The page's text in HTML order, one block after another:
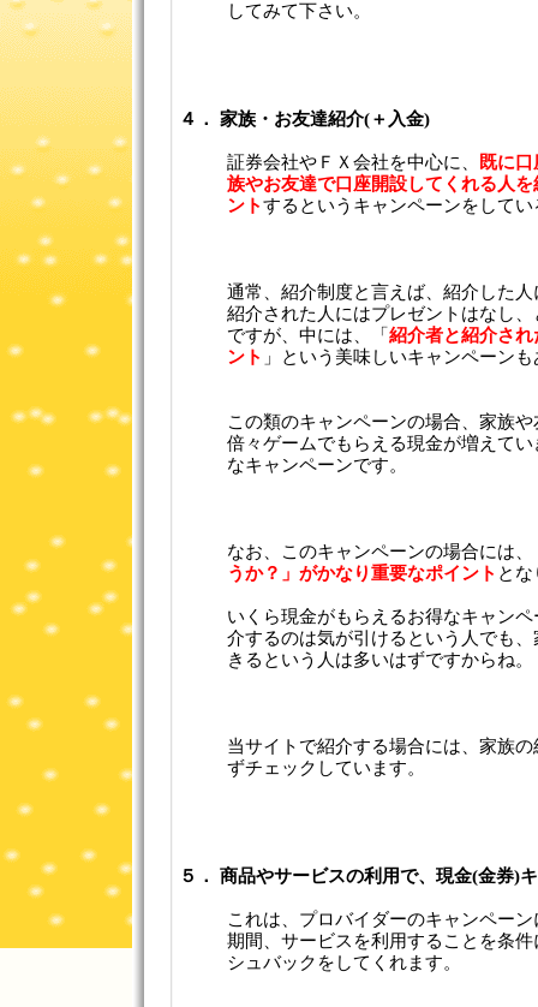
してみて下さい。
４． 家族・お友達紹介(＋入金)
証券会社やＦＸ会社を中心に、
既に
族やお友達で口座開設してくれる人
ントするというキャンペーンをして
通常、紹介制度と言えば、紹介した
紹介された人にはプレゼントはなし
ですが、中には、「 紹介者と紹介さ
ント 」という美味しいキャンペーン
この類のキャンペーンの場合、家族
倍々ゲームでもらえる現金が増えて
なキャンペーンです。
なお、このキャンペーンの場合には、
うか？」がかなり重要なポイント と
いくら現金がもらえるお得なキャン
介するのは気が引けるという人でも
きるという人は多いはずですからね。
当サイトで紹介する場合には、家族
ずチェックしています。
５． 商品やサービスの利用で、現金(金券)
これは、プロバイダーのキャンペー
期間、サービスを利用することを条
シュバックをしてくれます。